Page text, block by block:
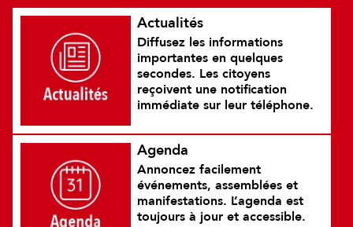
Actualités
Diffusez les informations
importantes en quelques
secondes. Les citoyens
reçoivent une notification
immédiate sur leur téléphone.
Agenda
Annoncez facilement
événements, assemblées et
manifestations. L’agenda est
toujours à jour et accessible.